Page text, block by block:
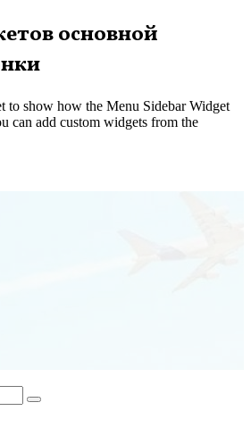
основной
to show how the Menu Sidebar Widget
can add custom widgets from the